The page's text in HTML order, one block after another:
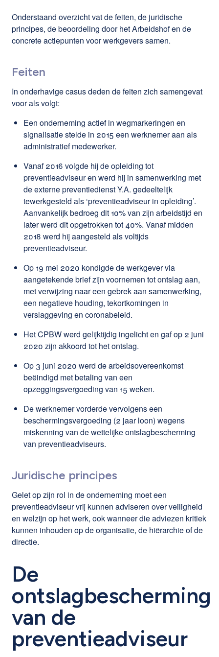
Onderstaand overzicht vat de feiten, de juridische
principes, de beoordeling door het Arbeidshof en de
concrete actiepunten voor werkgevers samen.
Feiten
In onderhavige casus deden de feiten zich samengevat
voor als volgt:
Een onderneming actief in wegmarkeringen en
signalisatie stelde in 2015 een werknemer aan als
administratief medewerker.
Vanaf 2016 volgde hij de opleiding tot
preventieadviseur en werd hij in samenwerking met
de externe preventiedienst Y.A. gedeeltelijk
tewerkgesteld als ‘preventieadviseur in opleiding’.
Aanvankelijk bedroeg dit 10% van zijn arbeidstijd en
later werd dit opgetrokken tot 40%. Vanaf midden
2018 werd hij aangesteld als voltijds
preventieadviseur.
Op 19 mei 2020 kondigde de werkgever via
aangetekende brief zijn voornemen tot ontslag aan,
met verwijzing naar een gebrek aan samenwerking,
een negatieve houding, tekortkomingen in
verslaggeving en coronabeleid.
Het CPBW werd gelijktijdig ingelicht en gaf op 2 juni
2020 zijn akkoord tot het ontslag.
Op 3 juni 2020 werd de arbeidsovereenkomst
beëindigd met betaling van een
opzeggingsvergoeding van 15 weken.
De werknemer vorderde vervolgens een
beschermingsvergoeding (2 jaar loon) wegens
miskenning van de wettelijke ontslagbescherming
van preventieadviseurs.
Juridische principes
Gelet op zijn rol in de onderneming moet een
preventieadviseur vrij kunnen adviseren over veiligheid
en welzijn op het werk, ook wanneer die adviezen kritiek
kunnen inhouden op de organisatie, de hiërarchie of de
directie.
De
ontslagbescherming
van de
preventieadviseur